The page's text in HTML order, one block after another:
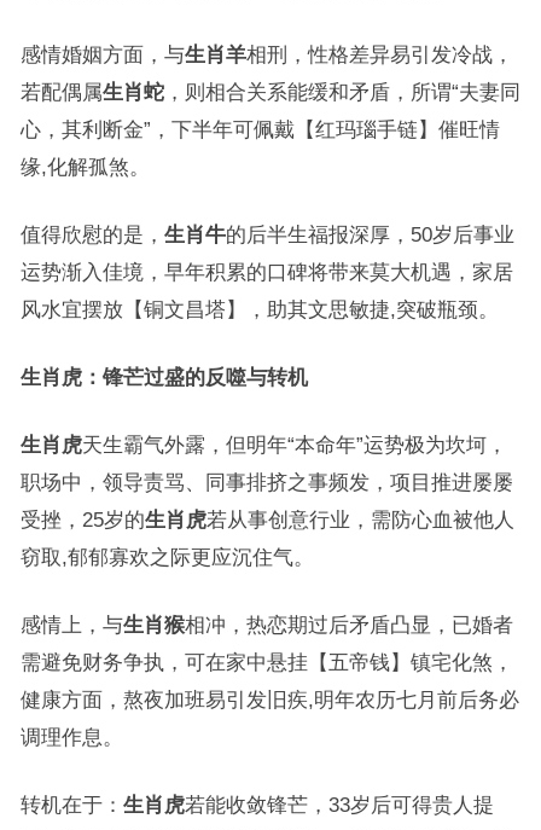
感情婚姻方面，与生肖羊相刑，性格差异易引发冷战，
若配偶属生肖蛇，则相合关系能缓和矛盾，所谓“夫妻同
心，其利断金”，下半年可佩戴【红玛瑙手链】催旺情
缘,化解孤煞。
值得欣慰的是， 生肖牛的后半生福报深厚，50岁后事业
运势渐入佳境，早年积累的口碑将带来莫大机遇，家居
风水宜摆放【铜文昌塔】，助其文思敏捷,突破瓶颈。
生肖虎：锋芒过盛的反噬与转机
生肖虎天生霸气外露，但明年“本命年”运势极为坎坷，
职场中，领导责骂、同事排挤之事频发，项目推进屡屡
受挫，25岁的生肖虎若从事创意行业，需防心血被他人
窃取,郁郁寡欢之际更应沉住气。
感情上，与生肖猴相冲，热恋期过后矛盾凸显，已婚者
需避免财务争执，可在家中悬挂【五帝钱】镇宅化煞，
健康方面，熬夜加班易引发旧疾,明年农历七月前后务必
调理作息。
转机在于： 生肖虎若能收敛锋芒，33岁后可得贵人提